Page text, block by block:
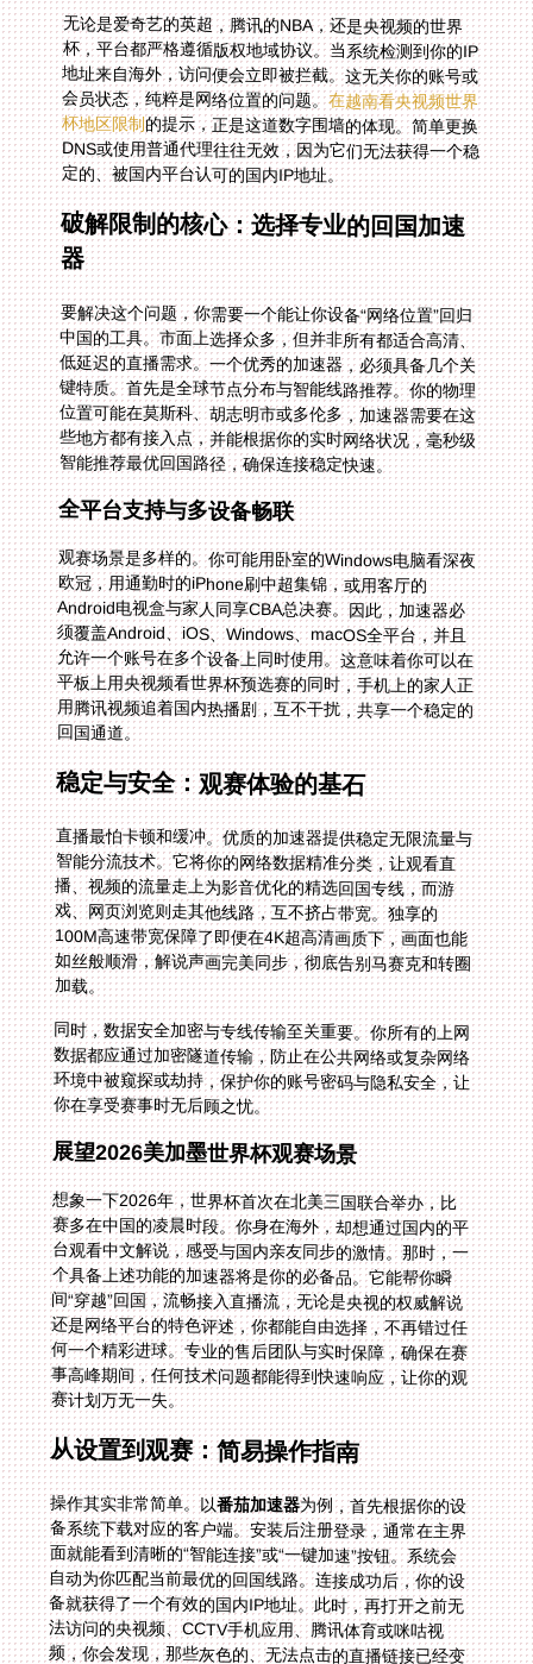
无论是爱奇艺的英超，腾讯的NBA，还是央视频的世界
杯，平台都严格遵循版权地域协议。当系统检测到你的IP
地址来自海外，访问便会立即被拦截。这无关你的账号或
会员状态，纯粹是网络位置的问题。在越南看央视频世界
杯地区限制的提示，正是这道数字围墙的体现。简单更换
DNS或使用普通代理往往无效，因为它们无法获得一个稳
定的、被国内平台认可的国内IP地址。
破解限制的核心：选择专业的回国加速
器
要解决这个问题，你需要一个能让你设备“网络位置”回归
中国的工具。市面上选择众多，但并非所有都适合高清、
低延迟的直播需求。一个优秀的加速器，必须具备几个关
键特质。首先是全球节点分布与智能线路推荐。你的物理
位置可能在莫斯科、胡志明市或多伦多，加速器需要在这
些地方都有接入点，并能根据你的实时网络状况，毫秒级
智能推荐最优回国路径，确保连接稳定快速。
全平台支持与多设备畅联
观赛场景是多样的。你可能用卧室的Windows电脑看深夜
欧冠，用通勤时的iPhone刷中超集锦，或用客厅的
Android电视盒与家人同享CBA总决赛。因此，加速器必
须覆盖Android、iOS、Windows、macOS全平台，并且
允许一个账号在多个设备上同时使用。这意味着你可以在
平板上用央视频看世界杯预选赛的同时，手机上的家人正
用腾讯视频追着国内热播剧，互不干扰，共享一个稳定的
回国通道。
稳定与安全：观赛体验的基石
直播最怕卡顿和缓冲。优质的加速器提供稳定无限流量与
智能分流技术。它将你的网络数据精准分类，让观看直
播、视频的流量走上为影音优化的精选回国专线，而游
戏、网页浏览则走其他线路，互不挤占带宽。独享的
100M高速带宽保障了即便在4K超高清画质下，画面也能
如丝般顺滑，解说声画完美同步，彻底告别马赛克和转圈
加载。
同时，数据安全加密与专线传输至关重要。你所有的上网
数据都应通过加密隧道传输，防止在公共网络或复杂网络
环境中被窥探或劫持，保护你的账号密码与隐私安全，让
你在享受赛事时无后顾之忧。
展望2026美加墨世界杯观赛场景
想象一下2026年，世界杯首次在北美三国联合举办，比
赛多在中国的凌晨时段。你身在海外，却想通过国内的平
台观看中文解说，感受与国内亲友同步的激情。那时，一
个具备上述功能的加速器将是你的必备品。它能帮你瞬
间“穿越”回国，流畅接入直播流，无论是央视的权威解说
还是网络平台的特色评述，你都能自由选择，不再错过任
何一个精彩进球。专业的售后团队与实时保障，确保在赛
事高峰期间，任何技术问题都能得到快速响应，让你的观
赛计划万无一失。
从设置到观赛：简易操作指南
操作其实非常简单。以番茄加速器为例，首先根据你的设
备系统下载对应的客户端。安装后注册登录，通常在主界
面就能看到清晰的“智能连接”或“一键加速”按钮。系统会
自动为你匹配当前最优的回国线路。连接成功后，你的设
备就获得了一个有效的国内IP地址。此时，再打开之前无
法访问的央视频、CCTV手机应用、腾讯体育或咪咕视
频，你会发现，那些灰色的、无法点击的直播链接已经变
得鲜活可用。之前困扰你的在俄罗斯看CCTV5世界杯无
法播放、在越南看央视频世界杯直播无法播放的问题，已